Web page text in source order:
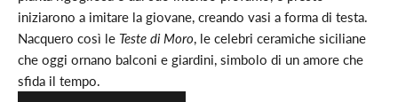
iniziarono a imitare la giovane, creando vasi a forma di testa.
Nacquero così le Teste di Moro, le celebri ceramiche siciliane
che oggi ornano balconi e giardini, simbolo di un amore che
sfida il tempo.